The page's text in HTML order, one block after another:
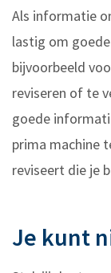
Als informatie
lastig om
bijvoorbeeld
reviseren of te
goede
prima machine
reviseert die je
Je kunt